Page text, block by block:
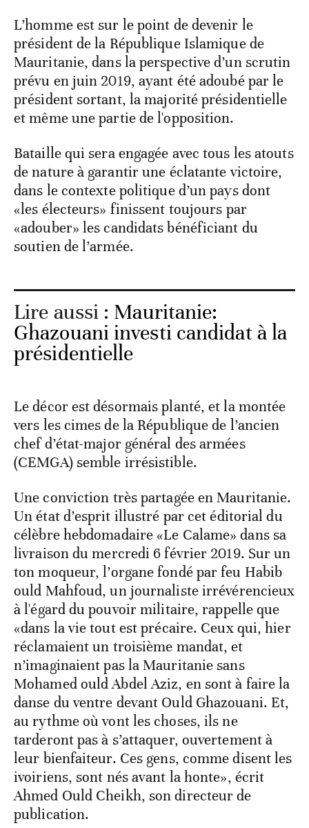
L’homme est sur le point de devenir le
président de la République Islamique de
Mauritanie, dans la perspective d’un scrutin
prévu en juin 2019, ayant été adoubé par le
président sortant, la majorité présidentielle
et même une partie de l'opposition.
Bataille qui sera engagée avec tous les atouts
de nature à garantir une éclatante victoire,
dans le contexte politique d’un pays dont
«les électeurs» finissent toujours par
«adouber» les candidats bénéficiant du
soutien de l’armée.
Lire aussi : Mauritanie:
Ghazouani investi candidat à la
présidentielle
Le décor est désormais planté, et la montée
vers les cimes de la République de l’ancien
chef d’état-major général des armées
(CEMGA) semble irrésistible.
Une conviction très partagée en Mauritanie.
Un état d’esprit illustré par cet éditorial du
célèbre hebdomadaire «Le Calame» dans sa
livraison du mercredi 6 février 2019. Sur un
ton moqueur, l’organe fondé par feu Habib
ould Mahfoud, un journaliste irrévérencieux
à l'égard du pouvoir militaire, rappelle que
«dans la vie tout est précaire. Ceux qui, hier
réclamaient un troisième mandat, et
n’imaginaient pas la Mauritanie sans
Mohamed ould Abdel Aziz, en sont à faire la
danse du ventre devant Ould Ghazouani. Et,
au rythme où vont les choses, ils ne
tarderont pas à s’attaquer, ouvertement à
leur bienfaiteur. Ces gens, comme disent les
ivoiriens, sont nés avant la honte», écrit
Ahmed Ould Cheikh, son directeur de
publication.